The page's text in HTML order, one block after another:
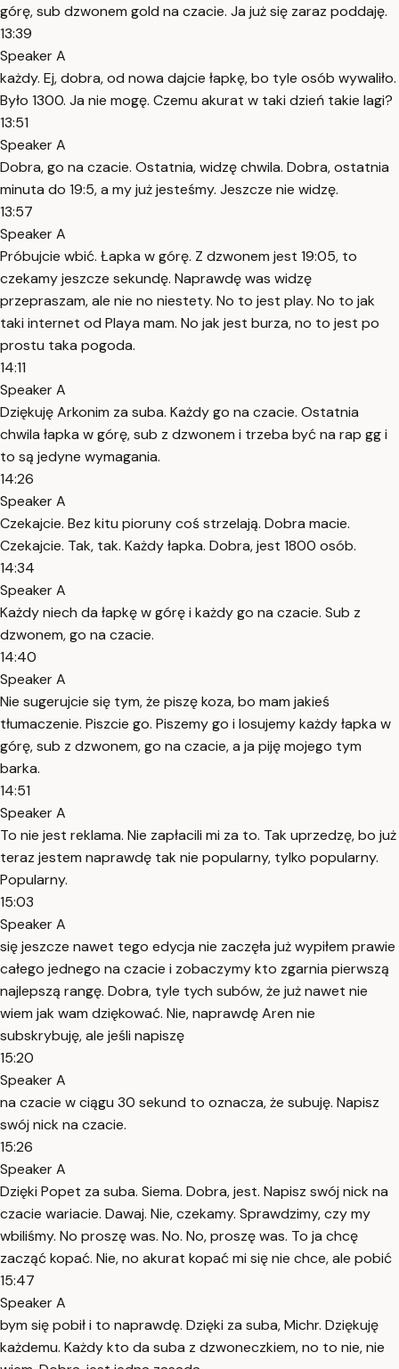
górę, sub dzwonem gold na czacie. Ja już się zaraz poddaję.
13:39
Speaker A
każdy. Ej, dobra, od nowa dajcie łapkę, bo tyle osób wywaliło.
Było 1300. Ja nie mogę. Czemu akurat w taki dzień takie lagi?
13:51
Speaker A
Dobra, go na czacie. Ostatnia, widzę chwila. Dobra, ostatnia
minuta do 19:5, a my już jesteśmy. Jeszcze nie widzę.
13:57
Speaker A
Próbujcie wbić. Łapka w górę. Z dzwonem jest 19:05, to
czekamy jeszcze sekundę. Naprawdę was widzę
przepraszam, ale nie no niestety. No to jest play. No to jak
taki internet od Playa mam. No jak jest burza, no to jest po
prostu taka pogoda.
14:11
Speaker A
Dziękuję Arkonim za suba. Każdy go na czacie. Ostatnia
chwila łapka w górę, sub z dzwonem i trzeba być na rap gg i
to są jedyne wymagania.
14:26
Speaker A
Czekajcie. Bez kitu pioruny coś strzelają. Dobra macie.
Czekajcie. Tak, tak. Każdy łapka. Dobra, jest 1800 osób.
14:34
Speaker A
Każdy niech da łapkę w górę i każdy go na czacie. Sub z
dzwonem, go na czacie.
14:40
Speaker A
Nie sugerujcie się tym, że piszę koza, bo mam jakieś
tłumaczenie. Piszcie go. Piszemy go i losujemy każdy łapka w
górę, sub z dzwonem, go na czacie, a ja piję mojego tym
barka.
14:51
Speaker A
To nie jest reklama. Nie zapłacili mi za to. Tak uprzedzę, bo już
teraz jestem naprawdę tak nie popularny, tylko popularny.
Popularny.
15:03
Speaker A
się jeszcze nawet tego edycja nie zaczęła już wypiłem prawie
całego jednego na czacie i zobaczymy kto zgarnia pierwszą
najlepszą rangę. Dobra, tyle tych subów, że już nawet nie
wiem jak wam dziękować. Nie, naprawdę Aren nie
subskrybuję, ale jeśli napiszę
15:20
Speaker A
na czacie w ciągu 30 sekund to oznacza, że subuję. Napisz
swój nick na czacie.
15:26
Speaker A
Dzięki Popet za suba. Siema. Dobra, jest. Napisz swój nick na
czacie wariacie. Dawaj. Nie, czekamy. Sprawdzimy, czy my
wbiliśmy. No proszę was. No. No, proszę was. To ja chcę
zacząć kopać. Nie, no akurat kopać mi się nie chce, ale pobić
15:47
Speaker A
bym się pobił i to naprawdę. Dzięki za suba, Michr. Dziękuję
każdemu. Każdy kto da suba z dzwoneczkiem, no to nie, nie